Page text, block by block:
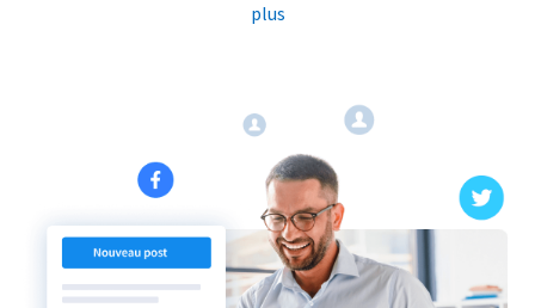
plus